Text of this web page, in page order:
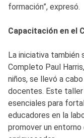
formación”, expresó.
Capacitación en el
La iniciativa también
Completo Paul
niños, se llevó a
docentes. Este taller
esenciales para
educadores en la
promover un